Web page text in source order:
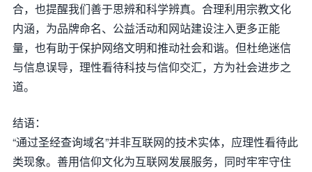
合，也提醒我们善于思辨和科学辨真。合理利用宗教文化
内涵，为品牌命名、公益活动和网站建设注入更多正能
量，也有助于保护网络文明和推动社会和谐。但杜绝迷信
与信息误导，理性看待科技与信仰交汇，方为社会进步之
道。
结语：
“通过圣经查询域名”并非互联网的技术实体，应理性看待此
类现象。善用信仰文化为互联网发展服务，同时牢牢守住